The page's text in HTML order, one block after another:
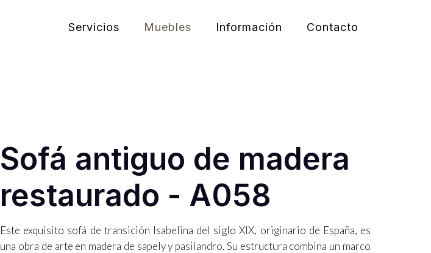
Servicios Muebles Información Contacto
Sofá antiguo de madera
restaurado - A058
Este exquisito sofá de transición Isabelina del siglo XIX, originario de España, es
una obra de arte en madera de sapely y pasilandro. Su estructura combina un marco